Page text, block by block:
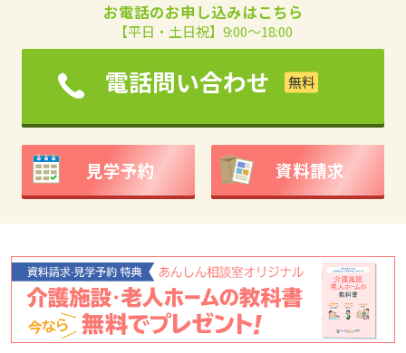
お電話のお申し込みはこちら
【平日・土日祝】9:00～18:00
電話問い合わせ
見学予約 資料請求